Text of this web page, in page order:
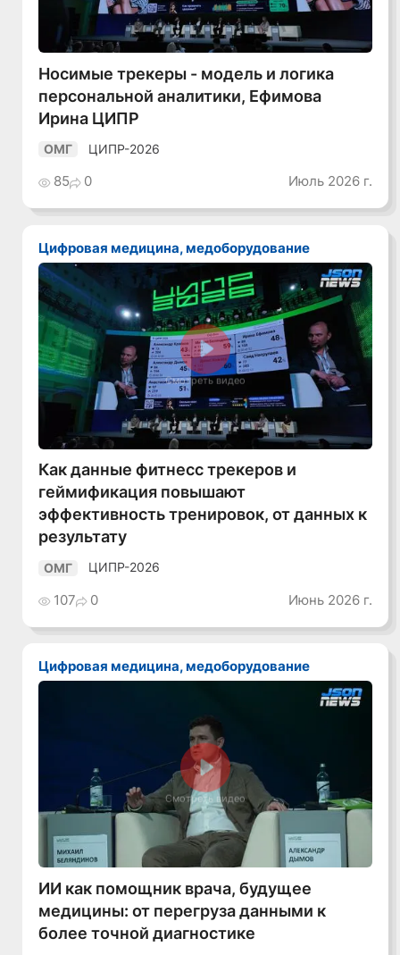
Носимые трекеры - модель и логика
персональной аналитики, Ефимова
Ирина ЦИПР
ОМГ ЦИПР-2026
85 0 Июль 2026 г.
Цифровая медицина, медоборудование
Смотреть видео
Как данные фитнесс трекеров и
геймификация повышают
эффективность тренировок, от данных к
результату
ОМГ ЦИПР-2026
107 0 Июнь 2026 г.
Цифровая медицина, медоборудование
Смотреть видео
ИИ как помощник врача, будущее
медицины: от перегруза данными к
более точной диагностике